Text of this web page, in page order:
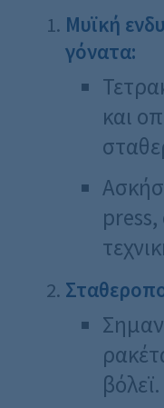
Μυϊκή
γόνατα:
και
βόλεϊ.